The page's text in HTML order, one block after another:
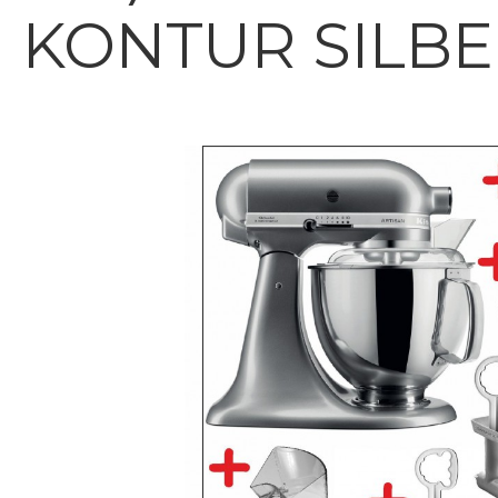
KONTUR
Bildergalerie überspringen